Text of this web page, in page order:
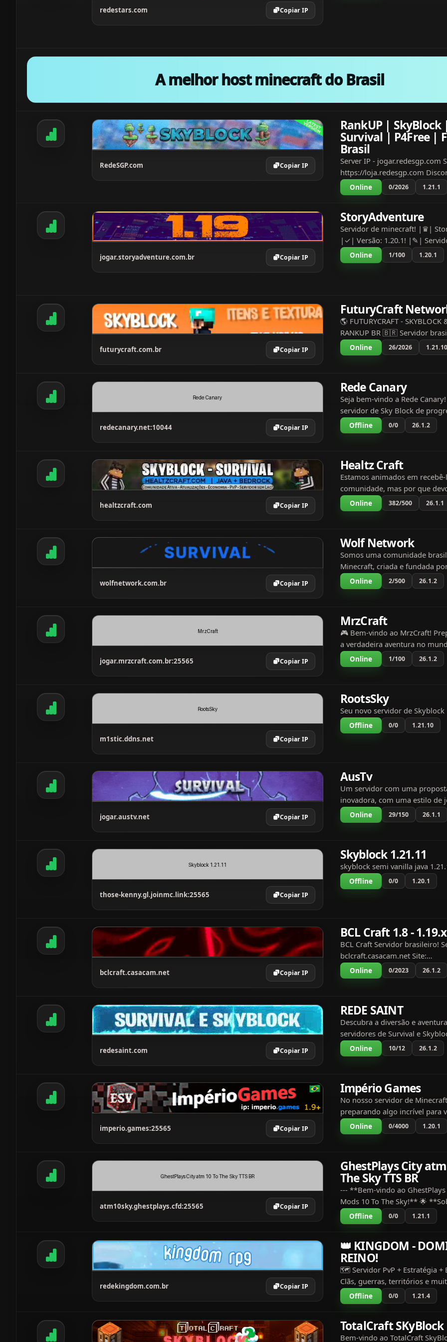
redestars.com Copiar IP
A melhor host minecraft do Brasil
RedeSGP.com Copiar IP
RankUP | SkyBlock |
Survival | P4Free |
Brasil
Server IP - jogar.redesgp.com
https://loja.redesgp.com
https://redesgp.com/discord
todos gostem O server foi feito
Online 0/2026 1.21.1
jogar.storyadventure.com.br Copiar IP
StoryAdventure
Servidor de minecraft! |♛|
|✓| Versão: 1.20.1! |✎|
minecraft mais completo! |✎|
SkyBlock, modo Criativo para
Online 1/100 1.20.1
futurycraft.com.br Copiar IP
FuturyCraft
🌎 FUTURYCRAFT - SKYBLOCK
RANKUP BR 🇧🇷 Servidor
todos os dias! 💸 Faça dinheiro
rápido 🏆 Dispute torneios e
Online 26/2026 1.21.10
redecanary.net:10044 Copiar IP
Rede Canary
Seja bem-vindo a Rede
servidor de Sky Block de
contínua, oferecendo diversos
aventuras para os nossos
Offline 0/0 26.1.2
healtzcraft.com Copiar IP
Healtz Craft
Estamos animados em
comunidade, mas por que
comunidade da Healtz Craft? ❖
motivos para jogar na Healtz
Online 382/500 26.1.1
wolfnetwork.com.br Copiar IP
Wolf Network
Somos uma comunidade
Minecraft, criada e fundada
RAPHAEL599, como um
RPG e corridas. Hoje somos
Online 2/500 26.1.2
jogar.mrzcraft.com.br:25565 Copiar IP
MrzCraft
🎮 Bem-vindo ao MrzCraft!
a verdadeira aventura no
Minecraft! 🌍 Modos de Jogo
Survival: Sobreviva, evolua e
Online 1/100 26.1.2
m1stic.ddns.net Copiar IP
RootsSky
Seu novo servidor de Skyblock
Offline 0/0 1.21.10
jogar.austv.net Copiar IP
AusTv
Um servidor com uma
inovadora, com uma estilo de
totalmente voltado para os
busca atrair diversos públicos e
Online 29/150 26.1.1
those-kenny.gl.joinmc.link:25565 Copiar IP
Skyblock 1.21.11
skyblock semi vanilla java
Offline 0/0 1.20.1
bclcraft.casacam.net Copiar IP
BCL Craft 1.8 - 1.19.x
BCL Craft Servidor brasileiro!
bclcraft.casacam.net Site:
https://bclcraft.casacam.net/
https://discord.gg/Rurk6GRQYk
Online 0/2023 26.1.2
redesaint.com Copiar IP
REDE SAINT
Descubra a diversão e
servidores de Survival e
disponíveis da versão 1.8 até a
pirata e original, computador
Online 10/12 26.1.2
imperio.games:25565 Copiar IP
Império Games
No nosso servidor de
preparando algo incrível para
SkyBlock - Ilhas no Céu:
próprias ilhas no céu! Cada
Online 0/4000 1.20.1
atm10sky.ghestplays.cfd:25565 Copiar IP
GhestPlays City atm
The Sky TTS BR
--- **Bem-vindo ao GhestPlays
Mods 10 To The Sky!** 🌟
Servidor:** Embarque em uma
sobrevivência nos céus com o
Offline 0/0 1.21.1
redekingdom.com.br Copiar IP
👑 KINGDOM -
REINO!
🗺️ Servidor PvP + Estratégia +
Clãs, guerras, territórios e
Sistema de economia ⚔️
reinos 🏰 Crie sua base, recrute
Offline 0/0 1.21.4
TotalCraft SKyBlock
Bem-vindo ao TotalCraft